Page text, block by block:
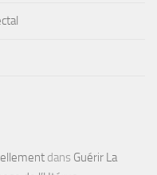
dans Guérir La